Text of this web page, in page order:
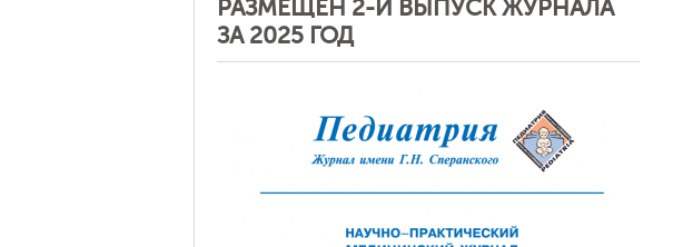
РАЗМЕЩЕН 2-Й ВЫПУСК ЖУРНАЛА
ЗА 2025 ГОД